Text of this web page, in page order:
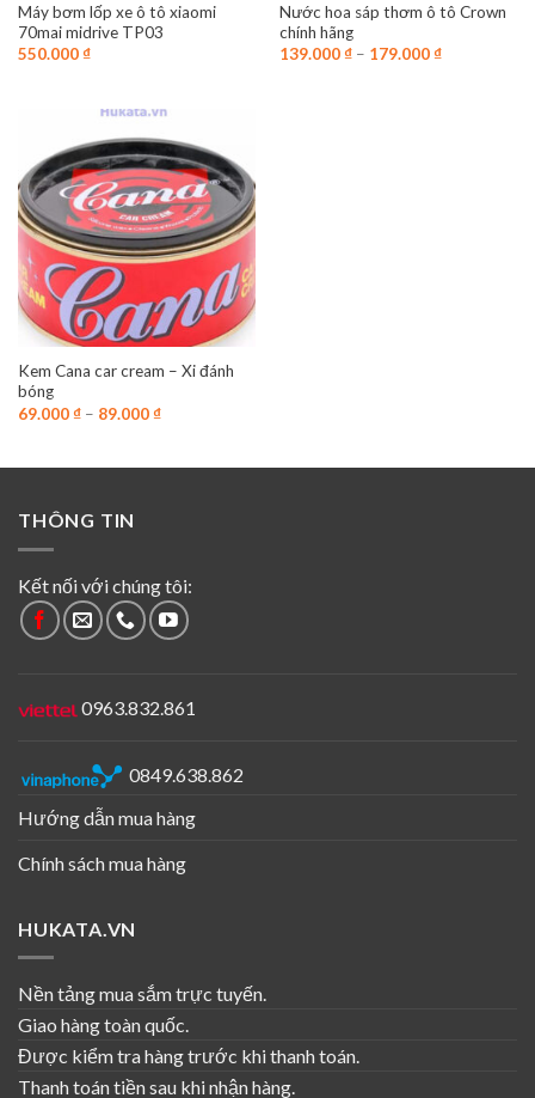
Mặt bên phải
Mặt sau
Máy bơm lốp xe ô tô xiaomi
70mai midrive TP03
550.000₫
Nước hoa sáp thơm ô tô Crown
chính hãng
139.000₫– 179.000₫
Kem Cana car cream – Xi đánh
bóng
69.000₫– 89.000₫
THÔNG TIN
Kết nối với chúng tôi:
0963.832.861
0849.638.862
Hướng dẫn mua hàng
Chính sách mua hàng
HUKATA.VN
Nền tảng mua sắm trực tuyến.
Giao hàng toàn quốc.
Được kiểm tra hàng trước khi thanh toán.
Thanh toán tiền sau khi nhận hàng.